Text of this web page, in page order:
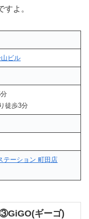
よ。
ビル
徒歩3分
テーション 町田店
ギーゴ)